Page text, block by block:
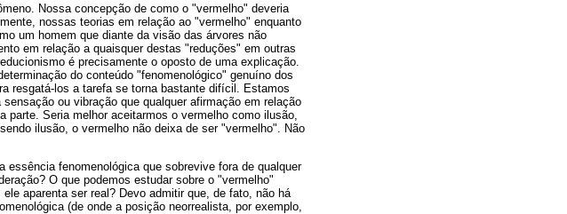
Nossa concepção de como o "vermelho" deveria
nossas teorias em relação ao "vermelho" enquanto
um homem que diante da visão das árvores não
em relação a quaisquer destas "reduções" em outras
é precisamente o oposto de uma explicação.
do conteúdo "fenomenológico" genuíno dos
resgatá-los a tarefa se torna bastante difícil. Estamos
ou vibração que qualquer afirmação em relação
Seria melhor aceitarmos o vermelho como ilusão,
ilusão, o vermelho não deixa de ser "vermelho". Não
fenomenológica que sobrevive fora de qualquer
O que podemos estudar sobre o "vermelho"
aparenta ser real? Devo admitir que, de fato, não há
(de onde a posição neorrealista, por exemplo,